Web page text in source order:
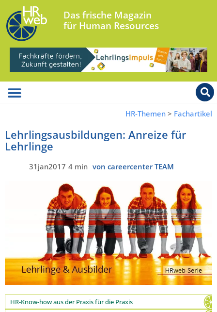
Das frische Magazin
für Human Resources
HR-Themen > Fachartikel
Lehrlingsausbildungen: Anreize für
Lehrlinge
31jan2017 4 min von careercenter TEAM
HR-Know-how aus der Praxis für die Praxis